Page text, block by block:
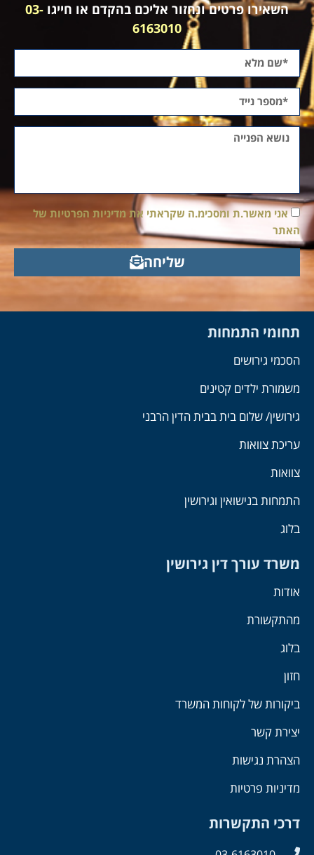
השאירו פרטים ונחזור אליכם בהקדם או חייגו 03-
6163010
אני מאשר.ת ומסכימ.ה שקראתי את מדיניות הפרטיות של
האתר
שליחה
תחומי התמחות
הסכמי גירושים
משמורת ילדים קטינים
גירושין/ שלום בית בבית הדין הרבני
עריכת צוואות
צוואות
התמחות בנישואין וגירושין
בלוג
משרד עורך דין גירושין
אודות
מהתקשורת
בלוג
חזון
ביקורות של לקוחות המשרד
יצירת קשר
הצהרת נגישות
מדיניות פרטיות
דרכי התקשרות